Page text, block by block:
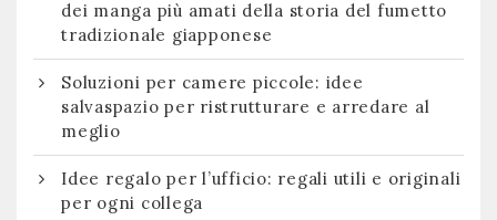
dei manga più amati della storia del fumetto
tradizionale giapponese
Soluzioni per camere piccole: idee
salvaspazio per ristrutturare e arredare al
meglio
Idee regalo per l’ufficio: regali utili e originali
per ogni collega